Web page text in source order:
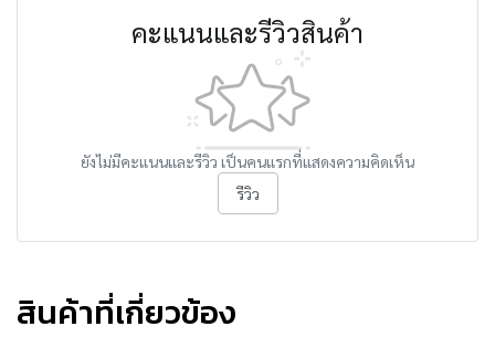
คะแนนและรีวิวสินค้า
ยังไม่มีคะแนนและรีวิว เป็นคนแรกที่แสดงความคิดเห็น
รีวิว
สินค้าที่เกี่ยวข้อง